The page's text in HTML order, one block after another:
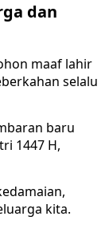
dan
maaf lahir
selalu
baru
1447 H,
kita.